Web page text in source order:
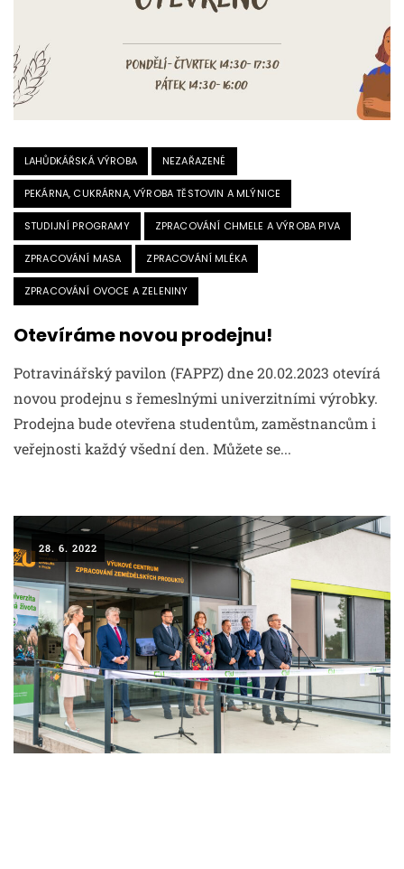
LAHŮDKÁŘSKÁ VÝROBA NEZAŘAZENÉ
PEKÁRNA, CUKRÁRNA, VÝROBA TĚSTOVIN A MLÝNICE
STUDIJNÍ PROGRAMY ZPRACOVÁNÍ CHMELE A VÝROBA PIVA
ZPRACOVÁNÍ MASA ZPRACOVÁNÍ MLÉKA
ZPRACOVÁNÍ OVOCE A ZELENINY
Otevíráme novou prodejnu!
Potravinářský pavilon (FAPPZ) dne 20.02.2023 otevírá
novou prodejnu s řemeslnými univerzitními výrobky.
Prodejna bude otevřena studentům, zaměstnancům i
veřejnosti každý všední den. Můžete se...
28. 6. 2022